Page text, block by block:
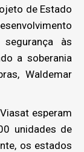
de Estado
às
a soberania
Waldemar
esperam
unidades de
os estados